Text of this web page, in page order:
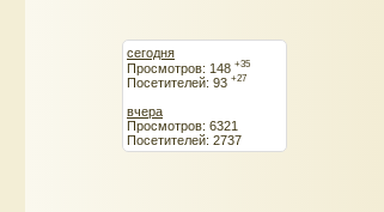
сегодня
Просмотров: 148 +35
Посетителей: 93 +27
вчера
Просмотров: 6321
Посетителей: 2737